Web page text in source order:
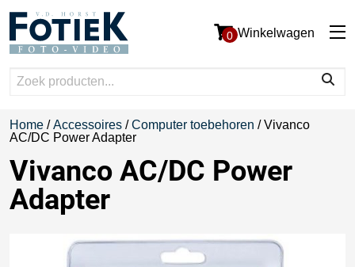
0 Winkelwagen
Home /Accessoires /Computer toebehoren / Vivanco
AC/DC Power Adapter
Vivanco AC/DC Power
Adapter